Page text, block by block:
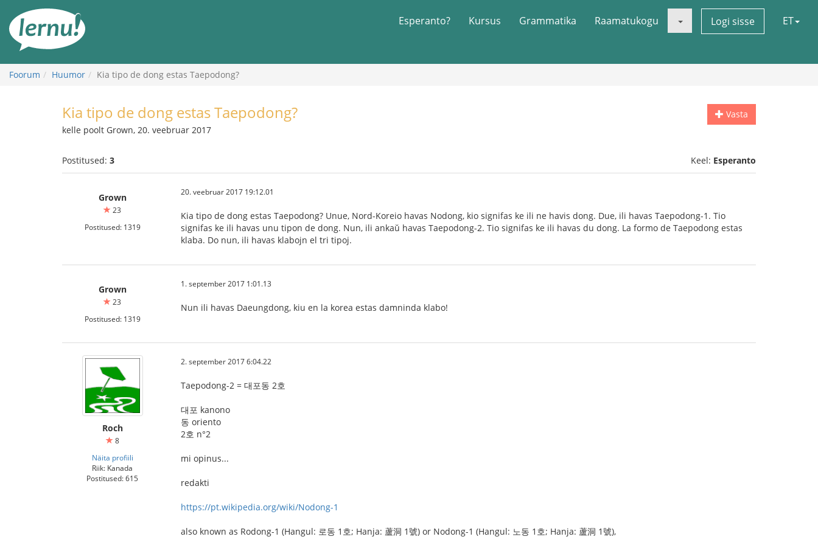
juurde
Esperanto? Kursus Grammatika Raamatukogu Logi sisse ET
Foorum Huumor Kia tipo de dong estas Taepodong?
Vasta
Kia tipo de dong estas Taepodong?
kelle poolt Grown, 20. veebruar 2017
Postitused: 3 Keel: Esperanto
Grown
23
Postitused: 1319
20. veebruar 2017 19:12.01
Kia tipo de dong estas Taepodong? Unue, Nord-Koreio havas Nodong, kio signifas ke ili ne havis dong. Due, ili havas Taepodong-1. Tio
signifas ke ili havas unu tipon de dong. Nun, ili ankaŭ havas Taepodong-2. Tio signifas ke ili havas du dong. La formo de Taepodong estas
klaba. Do nun, ili havas klabojn el tri tipoj.
Grown
23
Postitused: 1319
1. september 2017 1:01.13
Nun ili havas Daeungdong, kiu en la korea estas damninda klabo!
Roch
8
Näita profiili
Riik: Kanada
Postitused: 615
2. september 2017 6:04.22
Taepodong-2 = 대포동 2호
대포 kanono
동 oriento
2호 n°2
mi opinus...
redakti
https://pt.wikipedia.org/wiki/Nodong-1
also known as Rodong-1 (Hangul: 로동 1호; Hanja: 蘆洞 1號) or Nodong-1 (Hangul: 노동 1호; Hanja: 蘆洞 1號),